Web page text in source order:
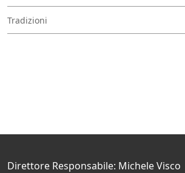
Tradizioni
Direttore Responsabile: Michele Visco